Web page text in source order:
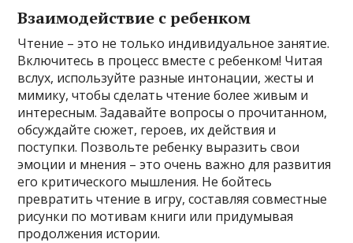
Взаимодействие с ребенком
Чтение – это не только индивидуальное занятие.
Включитесь в процесс вместе с ребенком! Читая
вслух, используйте разные интонации, жесты и
мимику, чтобы сделать чтение более живым и
интересным. Задавайте вопросы о прочитанном,
обсуждайте сюжет, героев, их действия и
поступки. Позвольте ребенку выразить свои
эмоции и мнения – это очень важно для развития
его критического мышления. Не бойтесь
превратить чтение в игру, составляя совместные
рисунки по мотивам книги или придумывая
продолжения истории.